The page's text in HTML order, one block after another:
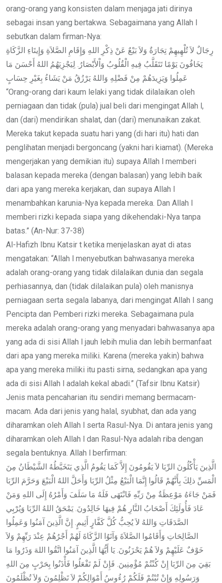
orang-orang yang konsisten dalam menjaga jati dirinya
sebagai insan yang bertakwa. Sebagaimana yang Allah l
sebutkan dalam firman-Nya:
رِجَالٌ لاَ تُلْهِيهِمْ تِجَارَةٌ وَلاَ بَيْعٌ عَنْ ذِكْرِ اللهِ وَإِقَامِ الصَّلاَةِ وَإِيتَاءِ الزَّكَاةِ
يَخَافُونَ يَوْمًا تَتَقَلَّبُ فِيهِ الْقُلُوبُ وَاْلأَبْصَارُ. لِيَجْزِيَهُمُ اللهُ أَحْسَنَ مَا
عَمِلُوا وَيَزِيدَهُمْ مِنْ فَضْلِهِ وَاللهُ يَرْزُقُ مَنْ يَشَاءُ بِغَيْرِ حِسَابٍ
“Orang-orang dari kaum lelaki yang tidak dilalaikan oleh
perniagaan dan tidak (pula) jual beli dari mengingat Allah l,
dan (dari) mendirikan shalat, dan (dari) menunaikan zakat.
Mereka takut kepada suatu hari yang (di hari itu) hati dan
penglihatan menjadi bergoncang (yakni hari kiamat). (Mereka
mengerjakan yang demikian itu) supaya Allah l memberi
balasan kepada mereka (dengan balasan) yang lebih baik
dari apa yang mereka kerjakan, dan supaya Allah l
menambahkan karunia-Nya kepada mereka. Dan Allah l
memberi rizki kepada siapa yang dikehendaki-Nya tanpa
batas.” (An-Nur: 37-38)
Al-Hafizh Ibnu Katsir t ketika menjelaskan ayat di atas
mengatakan: “Allah l menyebutkan bahwasanya mereka
adalah orang-orang yang tidak dilalaikan dunia dan segala
perhiasannya, dan (tidak dilalaikan pula) oleh manisnya
perniagaan serta segala labanya, dari mengingat Allah l sang
Pencipta dan Pemberi rizki mereka. Sebagaimana pula
mereka adalah orang-orang yang menyadari bahwasanya apa
yang ada di sisi Allah l jauh lebih mulia dan lebih bermanfaat
dari apa yang mereka miliki. Karena (mereka yakin) bahwa
apa yang mereka miliki itu pasti sirna, sedangkan apa yang
ada di sisi Allah l adalah kekal abadi.” (Tafsir Ibnu Katsir)
Jenis mata pencaharian itu sendiri memang bermacam-
macam. Ada dari jenis yang halal, syubhat, dan ada yang
diharamkan oleh Allah l serta Rasul-Nya. Di antara jenis yang
diharamkan oleh Allah l dan Rasul-Nya adalah riba dengan
segala bentuknya. Allah l berfirman:
الَّذِينَ يَأْكُلُونَ الرِّبَا لاَ يَقُومُونَ إِلاَّ كَمَا يَقُومُ الَّذِي يَتَخَبَّطُهُ الشَّيْطَانُ مِنَ
الْمَسِّ ذلِكَ بِأَنَّهُمْ قَالُوا إِنَّمَا الْبَيْعُ مِثْلُ الرِّبَا وَأَحَلَّ اللهُ الْبَيْعَ وَحَرَّمَ الرِّبَا
فَمَنْ جَاءَهُ مَوْعِظَةٌ مِنْ رَبِّهِ فَانْتَهَى فَلَهُ مَا سَلَفَ وَأَمْرُهُ إِلَى اللهِ وَمَنْ
عَادَ فَأُولَئِكَ أَصْحَابُ النَّارِ هُمْ فِيهَا خَالِدُونَ. يَمْحَقُ اللهُ الرِّبَا وَيُرْبِي
الصَّدَقَاتِ وَاللهُ لاَ يُحِبُّ كُلَّ كَفَّارٍ أَثِيمٍ. إِنَّ الَّذِينَ آمَنُوا وَعَمِلُوا
الصَّالِحَاتِ وَأَقَامُوا الصَّلاَةَ وَآتَوُا الزَّكَاةَ لَهُمْ أَجْرُهُمْ عِنْدَ رَبِّهِمْ وَلاَ
خَوْفٌ عَلَيْهِمْ وَلاَ هُمْ يَحْزَنُونَ. يَا أَيُّهَا الَّذِينَ آمَنُوا اتَّقُوا اللهَ وَذَرُوا مَا
بَقِيَ مِنَ الرِّبَا إِنْ كُنْتُمْ مُؤْمِنِينَ. فَإِنْ لَمْ تَفْعَلُوا فَأْذَنُوا بِحَرْبٍ مِنَ اللهِ
وَرَسُولِهِ وَإِنْ تُبْتُمْ فَلَكُمْ رُءُوسُ أَمْوَالِكُمْ لاَ تَظْلِمُونَ وَلاَ تُظْلَمُونَ